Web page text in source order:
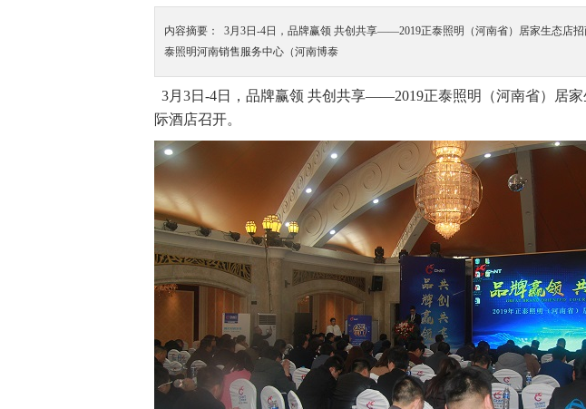
内容摘要： 3月3日-4日，品牌赢领 共创共享——2019正泰照明（河南省）居家生态店
泰照明河南销售服务中心（河南博泰
3月3日-4日，品牌赢领 共创共享——2019正泰照明（河南省）居
际酒店召开。